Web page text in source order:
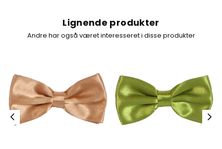
Lignende produkter
Andre har også været interesseret i disse produkter